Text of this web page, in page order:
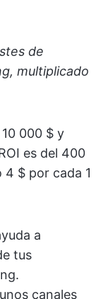
de
multiplicado
000 $ y
es del 400
4 $ por cada 1
a
tus
canales